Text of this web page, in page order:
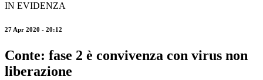
IN EVIDENZA
27 Apr 2020 - 20:12
Conte: fase 2 è convivenza con virus non
liberazione